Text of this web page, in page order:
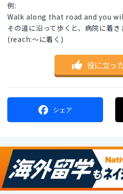
例:
Walk along that road and you
その道に沿って歩くと、病院に着き
(reach:〜に着く)
役に立っ
シェア